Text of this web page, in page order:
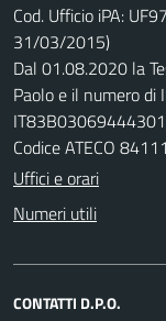
Cod. Ufficio iPA:
31/03/2015)
Dal 01.08.2020 la
Paolo e il numero di
Codice ATECO
Uffici e orari
Numeri utili
CONTATTI D.P.O.